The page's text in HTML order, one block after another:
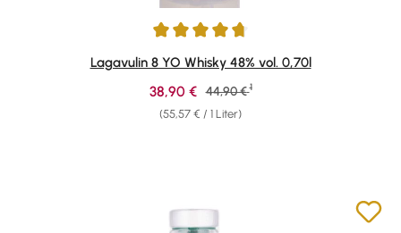
Durchschnittliche Bewertung von 4.72 von 5 Sternen
Lagavulin 8 YO Whisky 48% vol. 0,70l
(55,57 € / 1 Liter)
Verkaufspreis:
38,90 € Regulärer Preis:
44,90 € 1